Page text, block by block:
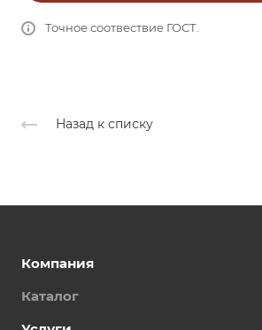
Точное соотвествие ГОСТ.
Назад к списку
Компания
Каталог